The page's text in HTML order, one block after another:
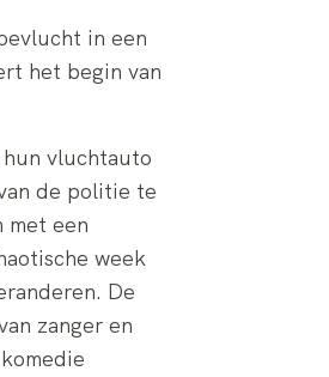
in een
het begin van
hun vluchtauto
de politie te
met een
week
De
zanger en